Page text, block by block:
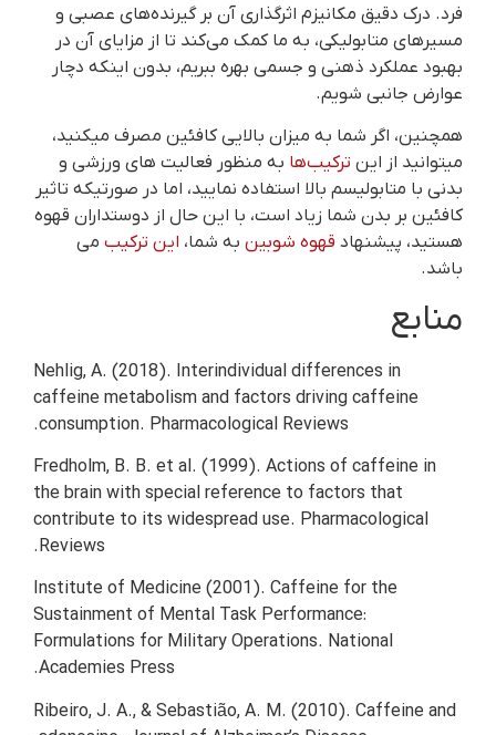
فرد. درک دقیق مکانیزم اثرگذاری آن بر گیرنده‌های عصبی و
مسیرهای متابولیکی، به ما کمک می‌کند تا از مزایای آن در
بهبود عملکرد ذهنی و جسمی بهره ببریم، بدون اینکه دچار
عوارض جانبی شویم.
همچنین، اگر شما به میزان بالایی کافئین مصرف میکنید،
میتوانید از این ترکیب‌‌ها به منظور فعالیت های ورزشی و
بدنی با متابولیسم بالا استفاده نمایید، اما در صورتیکه تاثیر
کافئین بر بدن شما زیاد است، با این حال از دوستداران قهوه
هستید، پیشنهاد قهوه شوبین به شما، این ترکیب می
باشد.
منابع
Nehlig, A. (2018). Interindividual differences in
caffeine metabolism and factors driving caffeine
consumption. Pharmacological Reviews.
Fredholm, B. B. et al. (1999). Actions of caffeine in
the brain with special reference to factors that
contribute to its widespread use. Pharmacological
Reviews.
Institute of Medicine (2001). Caffeine for the
Sustainment of Mental Task Performance:
Formulations for Military Operations. National
Academies Press.
Ribeiro, J. A., & Sebastião, A. M. (2010). Caffeine and